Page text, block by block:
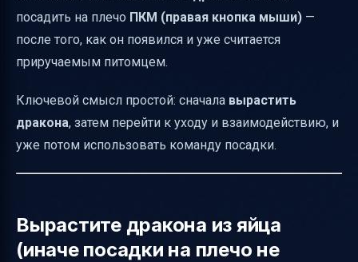
посадить на плечо ПКМ (правая кнопка мыши) —
после того, как он появился и уже считается
приручаемым питомцем.
Ключевой смысл простой: сначала вырастить
дракона, затем перейти к уходу и взаимодействию, и
уже потом использовать команду посадки.
Вырастите дракона из яйца
(иначе посадки на плечо не